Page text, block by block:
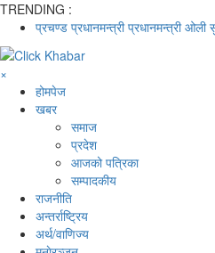
TRENDING :
प्रचण्ड प्रधानमन्त्री प्रधानमन्त्री ओली
×
होमपेज
खबर
समाज
प्रदेश
आजको पत्रिका
सम्पादकीय
राजनीति
अन्तर्राष्ट्रिय
अर्थ/वाणिज्य